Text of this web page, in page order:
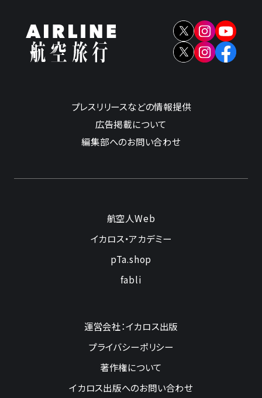
プレスリリースなどの情報提供
広告掲載について
編集部へのお問い合わせ
航空人Web
イカロス・アカデミー
pTa.shop
fabli
運営会社：イカロス出版
プライバシーポリシー
著作権について
イカロス出版へのお問い合わせ